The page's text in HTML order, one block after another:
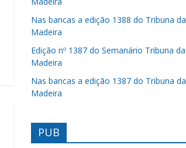
Nas bancas a edição 1388 do Tribuna da
Madeira
Edição nº 1387 do Semanário Tribuna da
Madeira
Nas bancas a edição 1387 do Tribuna da
Madeira
PUB